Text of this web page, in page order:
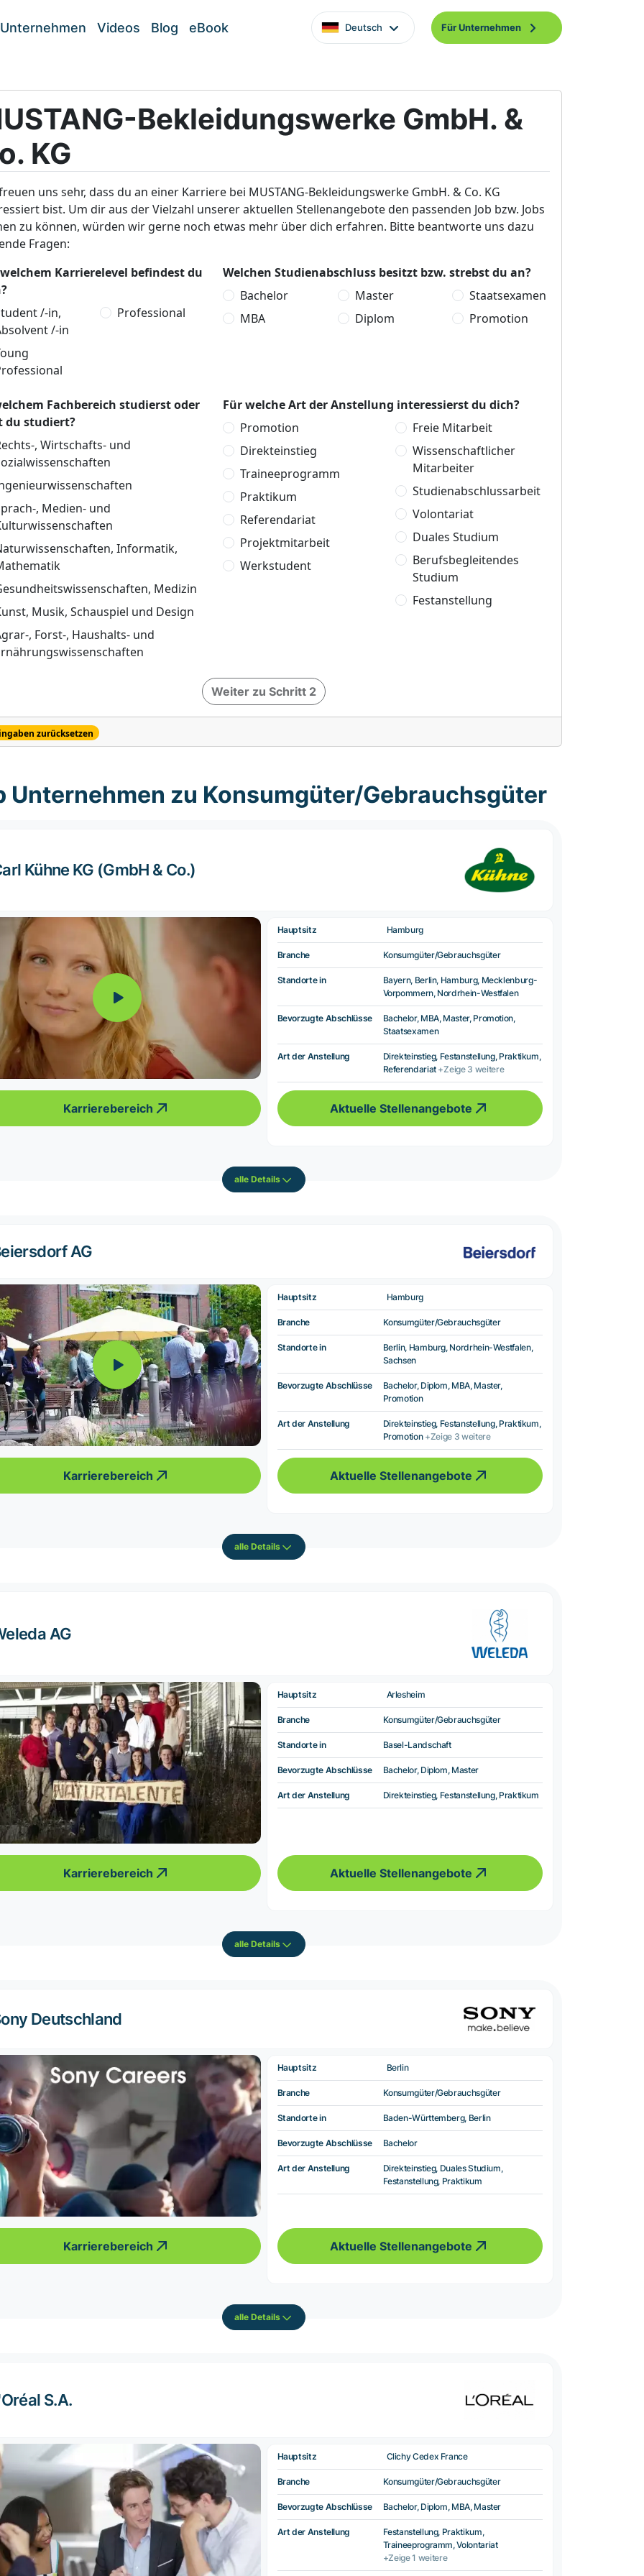
Unternehmen Videos Blog eBook Deutsch Für Unternehmen
Bekleidungswerke GmbH. &
KG
uns sehr, dass du an einer Karriere bei MUSTANG-Bekleidungswerke GmbH. & Co. KG
bist. Um dir aus der Vielzahl unserer aktuellen Stellenangebote den passenden Job bzw. Jobs
zu können, würden wir gerne noch etwas mehr über dich erfahren. Bitte beantworte uns dazu
Fragen:
Karrierelevel befindest du
/-in,
/-in
Professional
Welchen Studienabschluss besitzt bzw. strebst du an?
Bachelor
MBA
Master
Diplom
Staatsexamen
Promotion
Fachbereich studierst oder
du studiert?
, Wirtschafts- und
, Medien- und
Informatik,
Medizin
Musik, Schauspiel und Design
, Forst-, Haushalts- und
Für welche Art der Anstellung interessierst du dich?
Promotion
Direkteinstieg
Traineeprogramm
Praktikum
Referendariat
Projektmitarbeit
Werkstudent
Freie Mitarbeit
Wissenschaftlicher
Mitarbeiter
Studienabschlussarbeit
Volontariat
Duales Studium
Berufsbegleitendes
Studium
Festanstellung
Weiter zu Schritt 2
zurücksetzen
Unternehmen zu Konsumgüter/Gebrauchsgüter
Kühne KG (GmbH & Co.)
Karrierebereich
Hauptsitz Hamburg
Branche Konsumgüter/Gebrauchsgüter
Standorte in
Bayern, Berlin, Hamburg, Mecklenburg-
Vorpommern, Nordrhein-Westfalen
Bevorzugte Abschlüsse
Bachelor, MBA, Master, Promotion,
Staatsexamen
Art der Anstellung
Direkteinstieg, Festanstellung, Praktikum,
Referendariat +Zeige 3 weitere
Aktuelle Stellenangebote
alle Details
AG
Karrierebereich
Hauptsitz Hamburg
Branche Konsumgüter/Gebrauchsgüter
Standorte in
Berlin, Hamburg, Nordrhein-Westfalen,
Sachsen
Bevorzugte Abschlüsse
Bachelor, Diplom, MBA, Master,
Promotion
Art der Anstellung
Direkteinstieg, Festanstellung, Praktikum,
Promotion +Zeige 3 weitere
Aktuelle Stellenangebote
alle Details
AG
Karrierebereich
Hauptsitz Arlesheim
Branche Konsumgüter/Gebrauchsgüter
Standorte in Basel-Landschaft
Bevorzugte Abschlüsse Bachelor, Diplom, Master
Art der Anstellung Direkteinstieg, Festanstellung, Praktikum
Aktuelle Stellenangebote
alle Details
Deutschland
Karrierebereich
Hauptsitz Berlin
Branche Konsumgüter/Gebrauchsgüter
Standorte in Baden-Württemberg, Berlin
Bevorzugte Abschlüsse Bachelor
Art der Anstellung
Direkteinstieg, Duales Studium,
Festanstellung, Praktikum
Aktuelle Stellenangebote
alle Details
S.A.
Hauptsitz Clichy Cedex France
Branche Konsumgüter/Gebrauchsgüter
Bevorzugte Abschlüsse Bachelor, Diplom, MBA, Master
Art der Anstellung
Festanstellung, Praktikum,
Traineeprogramm, Volontariat
+Zeige 1 weitere